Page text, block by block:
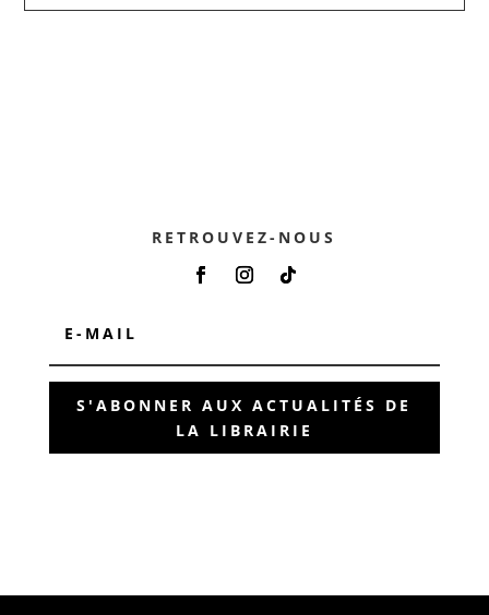
RETROUVEZ-NOUS
S'ABONNER AUX ACTUALITÉS DE
LA LIBRAIRIE